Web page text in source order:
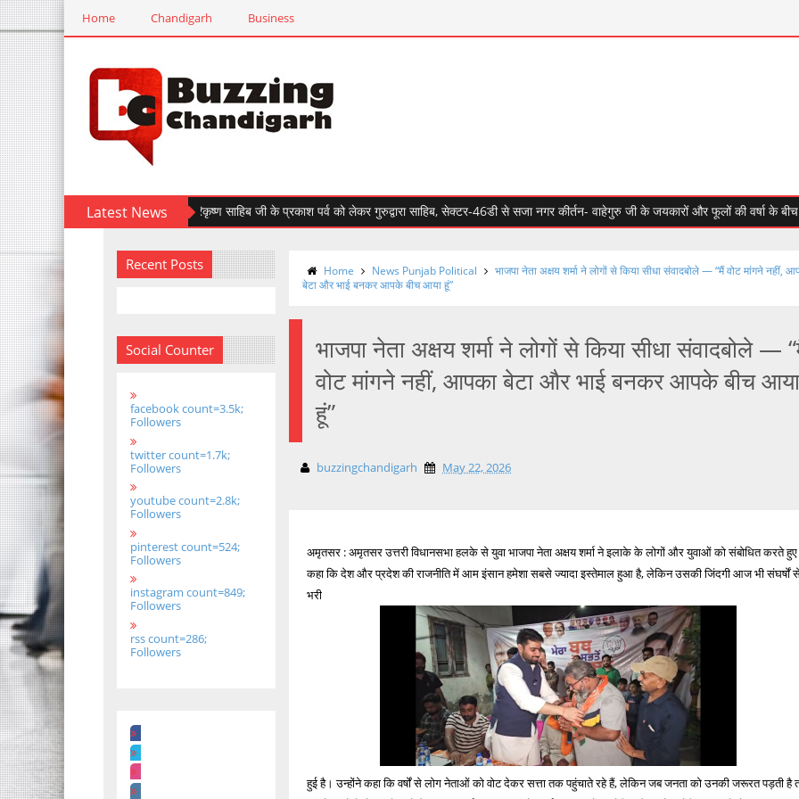
Home Chandigarh Business
Latest News
श्री गुरु हरिकृष्ण साहिब जी के प्रकाश पर्व को लेकर गुरुद्वारा साहिब, सेक्टर-46डी से सजा नगर कीर्तन- वाहेगुरु जी के जयकारों और फूलों की वर्षा के बीच नगर
Recent Posts
Social Counter
facebook count=3.5k;
Followers
twitter count=1.7k;
Followers
youtube count=2.8k;
Followers
pinterest count=524;
Followers
instagram count=849;
Followers
rss count=286;
Followers
Home News Punjab Political
भाजपा नेता अक्षय शर्मा ने लोगों से किया सीधा संवादबोले — “मैं वोट मांगने नहीं,
बेटा और भाई बनकर आपके बीच आया हूं”
भाजपा नेता अक्षय शर्मा ने लोगों से किया सीधा संवादबोले —
वोट मांगने नहीं, आपका बेटा और भाई बनकर आपके बीच
हूं”
buzzingchandigarh May 22, 2026
अमृतसर : अमृतसर उत्तरी विधानसभा हलके से युवा भाजपा नेता अक्षय शर्मा ने इलाके के लोगों और युवाओं को संबोधित करते हुए
कहा कि देश और प्रदेश की राजनीति में आम इंसान हमेशा सबसे ज्यादा इस्तेमाल हुआ है, लेकिन उसकी जिंदगी आज भी संघर्षों
भरी
हुई है। उन्होंने कहा कि वर्षों से लोग नेताओं को वोट देकर सत्ता तक पहुंचाते रहे हैं, लेकिन जब जनता को उनकी जरूरत पड़ती है